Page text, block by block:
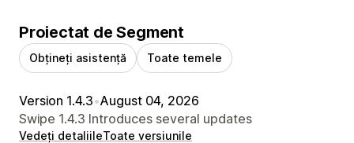
Proiectat de Segment
Obțineți asistență Toate temele
Version 1.4.3•August 04, 2026
Swipe 1.4.3 Introduces several updates
Vedeți detaliileToate versiunile